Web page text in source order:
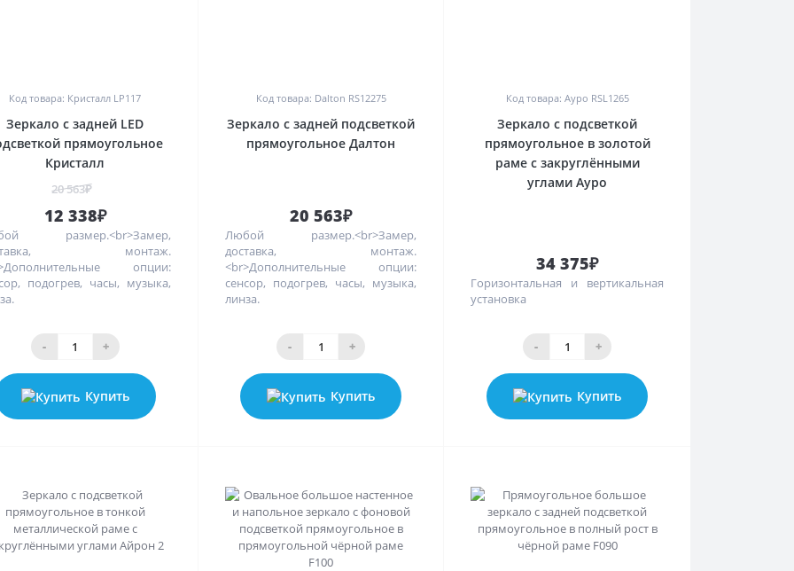
Код товара: Кристалл LP117
Зеркало с задней LED
прямоугольное
Кристалл
20 563₽
12 338₽
размер.<br>Замер,
монтаж.
опции:
подогрев, часы, музыка,
- +
Купить
Код товара: Dalton RS12275
Зеркало с задней подсветкой
прямоугольное Далтон
20 563₽
Любой размер.<br>Замер,
доставка, монтаж.
<br>Дополнительные опции:
сенсор, подогрев, часы, музыка,
линза.
- +
Купить
Код товара: Ауро RSL1265
Зеркало с подсветкой
прямоугольное в золотой
раме с закруглёнными
углами Ауро
34 375₽
Горизонтальная и вертикальная
установка
- +
Купить